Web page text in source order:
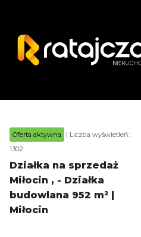
Oferta aktywna
| Liczba wyświetleń:
1302
Działka na sprzedaż
Miłocin , - Działka
budowlana 952 m² |
Miłocin